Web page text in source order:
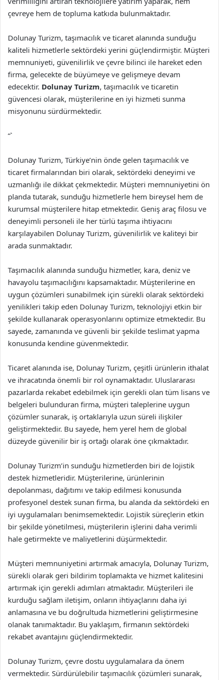
çevreye hem de topluma katkıda bulunmaktadır.
Dolunay Turizm, taşımacılık ve ticaret alanında sunduğu
kaliteli hizmetlerle sektördeki yerini güçlendirmiştir. Müşteri
memnuniyeti, güvenilirlik ve çevre bilinci ile hareket eden
firma, gelecekte de büyümeye ve gelişmeye devam
edecektir. Dolunay Turizm, taşımacılık ve ticaretin
güvencesi olarak, müşterilerine en iyi hizmeti sunma
misyonunu sürdürmektedir.
“`
Dolunay Turizm, Türkiye’nin önde gelen taşımacılık ve
ticaret firmalarından biri olarak, sektördeki deneyimi ve
uzmanlığı ile dikkat çekmektedir. Müşteri memnuniyetini ön
planda tutarak, sunduğu hizmetlerle hem bireysel hem de
kurumsal müşterilere hitap etmektedir. Geniş araç filosu ve
deneyimli personeli ile her türlü taşıma ihtiyacını
karşılayabilen Dolunay Turizm, güvenilirlik ve kaliteyi bir
arada sunmaktadır.
Taşımacılık alanında sunduğu hizmetler, kara, deniz ve
havayolu taşımacılığını kapsamaktadır. Müşterilerine en
uygun çözümleri sunabilmek için sürekli olarak sektördeki
yenilikleri takip eden Dolunay Turizm, teknolojiyi etkin bir
şekilde kullanarak operasyonlarını optimize etmektedir. Bu
sayede, zamanında ve güvenli bir şekilde teslimat yapma
konusunda kendine güvenmektedir.
Ticaret alanında ise, Dolunay Turizm, çeşitli ürünlerin ithalat
ve ihracatında önemli bir rol oynamaktadır. Uluslararası
pazarlarda rekabet edebilmek için gerekli olan tüm lisans ve
belgeleri bulunduran firma, müşteri taleplerine uygun
çözümler sunarak, iş ortaklarıyla uzun süreli ilişkiler
geliştirmektedir. Bu sayede, hem yerel hem de global
düzeyde güvenilir bir iş ortağı olarak öne çıkmaktadır.
Dolunay Turizm’in sunduğu hizmetlerden biri de lojistik
destek hizmetleridir. Müşterilerine, ürünlerinin
depolanması, dağıtımı ve takip edilmesi konusunda
profesyonel destek sunan firma, bu alanda da sektördeki en
iyi uygulamaları benimsemektedir. Lojistik süreçlerin etkin
bir şekilde yönetilmesi, müşterilerin işlerini daha verimli
hale getirmekte ve maliyetlerini düşürmektedir.
Müşteri memnuniyetini artırmak amacıyla, Dolunay Turizm,
sürekli olarak geri bildirim toplamakta ve hizmet kalitesini
artırmak için gerekli adımları atmaktadır. Müşterileri ile
kurduğu sağlam iletişim, onların ihtiyaçlarını daha iyi
anlamasına ve bu doğrultuda hizmetlerini geliştirmesine
olanak tanımaktadır. Bu yaklaşım, firmanın sektördeki
rekabet avantajını güçlendirmektedir.
Dolunay Turizm, çevre dostu uygulamalara da önem
vermektedir. Sürdürülebilir taşımacılık çözümleri sunarak,